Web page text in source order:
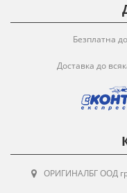
Безплатна
Доставка до
ОРИГИНАЛБГ ООД